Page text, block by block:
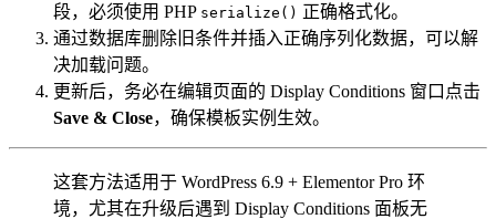
段，必须使用 PHP serialize() 正确格式化。
通过数据库删除旧条件并插入正确序列化数据，可以解
决加载问题。
更新后，务必在编辑页面的 Display Conditions 窗口点击
Save & Close，确保模板实例生效。
这套方法适用于 WordPress 6.9 + Elementor Pro 环
境，尤其在升级后遇到 Display Conditions 面板无